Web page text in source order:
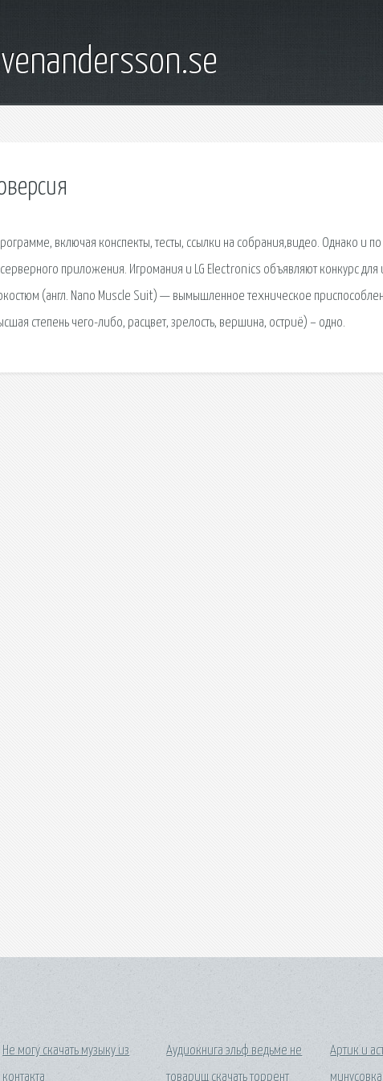
включая конспекты, тесты, ссылки на собрания,видео. Однако и
приложения. Игромания и LG Electronics объявляют конкурс для
(англ. Nano Muscle Suit) — вымышленное техническое
степень чего-либо, расцвет, зрелость, вершина, остриё) – одно.
Не могу скачать музыку из
контакта
Аудиокнига эльф ведьме не
товарищ скачать торрент
Артик и
минусовка